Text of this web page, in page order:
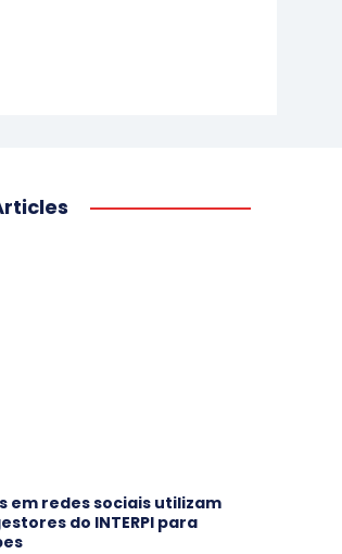
em redes sociais utilizam
do INTERPI para